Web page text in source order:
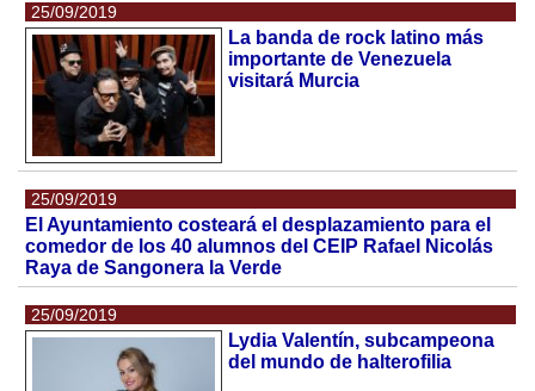
25/09/2019
La banda de rock latino más
importante de Venezuela
visitará Murcia
25/09/2019
El Ayuntamiento costeará el desplazamiento para el
comedor de los 40 alumnos del CEIP Rafael Nicolás
Raya de Sangonera la Verde
25/09/2019
Lydia Valentín, subcampeona
del mundo de halterofilia